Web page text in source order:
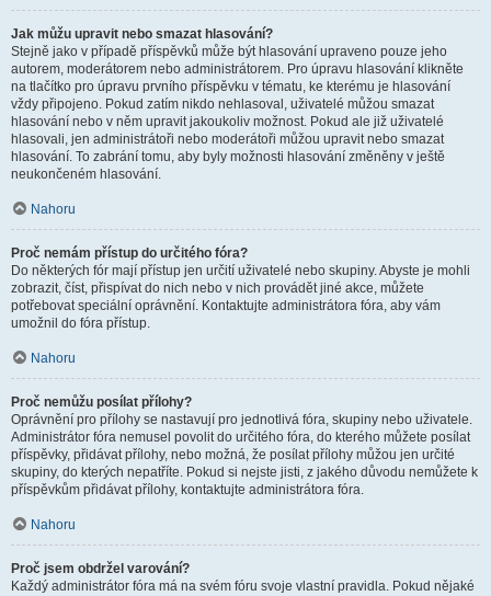
Jak můžu upravit nebo smazat hlasování?
Stejně jako v případě příspěvků může být hlasování upraveno pouze jeho
autorem, moderátorem nebo administrátorem. Pro úpravu hlasování klikněte
na tlačítko pro úpravu prvního příspěvku v tématu, ke kterému je hlasování
vždy připojeno. Pokud zatím nikdo nehlasoval, uživatelé můžou smazat
hlasování nebo v něm upravit jakoukoliv možnost. Pokud ale již uživatelé
hlasovali, jen administrátoři nebo moderátoři můžou upravit nebo smazat
hlasování. To zabrání tomu, aby byly možnosti hlasování změněny v ještě
neukončeném hlasování.
Nahoru
Proč nemám přístup do určitého fóra?
Do některých fór mají přístup jen určití uživatelé nebo skupiny. Abyste je mohli
zobrazit, číst, přispívat do nich nebo v nich provádět jiné akce, můžete
potřebovat speciální oprávnění. Kontaktujte administrátora fóra, aby vám
umožnil do fóra přístup.
Nahoru
Proč nemůžu posílat přílohy?
Oprávnění pro přílohy se nastavují pro jednotlivá fóra, skupiny nebo uživatele.
Administrátor fóra nemusel povolit do určitého fóra, do kterého můžete posílat
příspěvky, přidávat přílohy, nebo možná, že posílat přílohy můžou jen určité
skupiny, do kterých nepatříte. Pokud si nejste jisti, z jakého důvodu nemůžete k
příspěvkům přidávat přílohy, kontaktujte administrátora fóra.
Nahoru
Proč jsem obdržel varování?
Každý administrátor fóra má na svém fóru svoje vlastní pravidla. Pokud nějaké